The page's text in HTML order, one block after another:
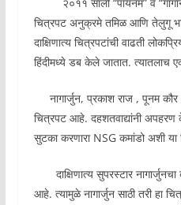
चित्रपट अनुक्रमे तमिळ आणि तेलुगू
दाक्षिणात्य चित्रपटांची वाढती
हिंदीमध्ये डब केले जातात. त्यातलाच
नागार्जुन, प्रकाश राज , पूनम
चित्रपट आहे. दहशतवाद्यांनी अपहरण
सुटका करणारा NSG कमांडो अशी
दाक्षिणात्य सुपरस्टार नागार्जुनचा
आहे. त्यामुळे नागार्जुन साठी तरी हा